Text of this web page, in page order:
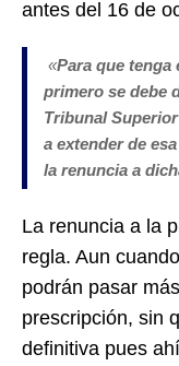
antes del 16 de
«Para que tenga
primero se debe
Tribunal
a extender de
la renuncia a
La renuncia a la
regla. Aun
podrán pasar
prescripción, sin
definitiva pues